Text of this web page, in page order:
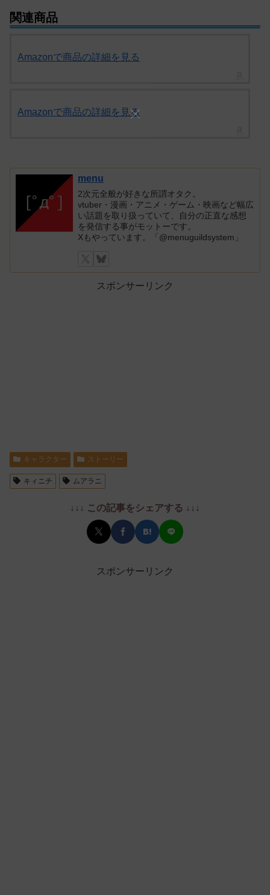
関連商品
Amazonで商品の詳細を見る
Amazonで商品の詳細を見る
menu
2次元全般が好きな所謂オタク。
vtuber・漫画・アニメ・ゲーム・映画など幅広
い話題を取り扱っていて、自分の正直な感想
を発信する事がモットーです。
Xもやっています。「@menuguildsystem」
スポンサーリンク
キャラクター ストーリー
キィニチ ムアラニ
↓↓↓ この記事をシェアする ↓↓↓
スポンサーリンク